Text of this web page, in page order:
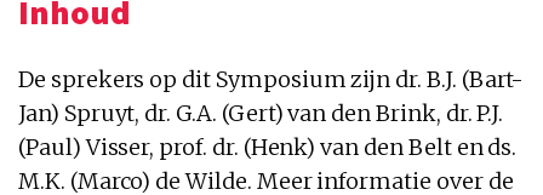
Inhoud
De sprekers op dit Symposium zijn dr. B.J. (Bart-
Jan) Spruyt, dr. G.A. (Gert) van den Brink, dr. P.J.
(Paul) Visser, prof. dr. (Henk) van den Belt en ds.
M.K. (Marco) de Wilde. Meer informatie over de